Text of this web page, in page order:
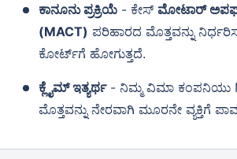
ಕಾನೂನು ಪ್ರಕ್ರಿಯೆ - ಕೇಸ್ ಮೋಟಾರ್
(MACT) ಪರಿಹಾರದ ಮೊತ್ತವನ್ನು
ಕೋರ್ಟ್‌ಗೆ ಹೋಗುತ್ತದೆ.
ಕ್ಲೈಮ್ ಇತ್ಯರ್ಥ- ನಿಮ್ಮ ವಿಮಾ ಕಂಪನಿಯು
ಮೊತ್ತವನ್ನು ನೇರವಾಗಿ ಮೂರನೇ ವ್ಯಕ್ತಿಗೆ